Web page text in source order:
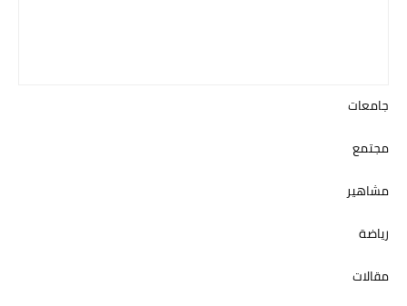
جامعات
مجتمع
مشاهير
رياضة
مقالات